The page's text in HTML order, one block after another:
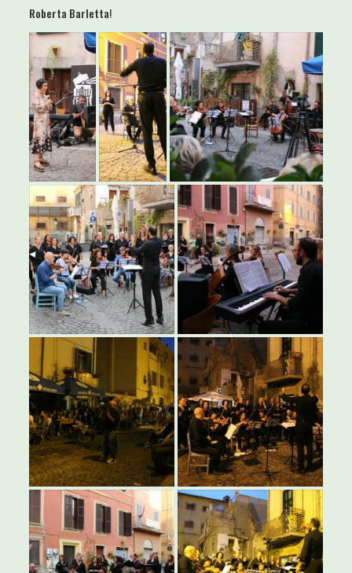
Roberta Barletta!